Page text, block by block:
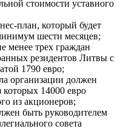
стоимости уставного
план, который будет
шести месяцев;
менее трех граждан
резидентов Литвы с
1790 евро;
организации должен
которых 14000 евро
из акционеров;
быть руководителем
совета